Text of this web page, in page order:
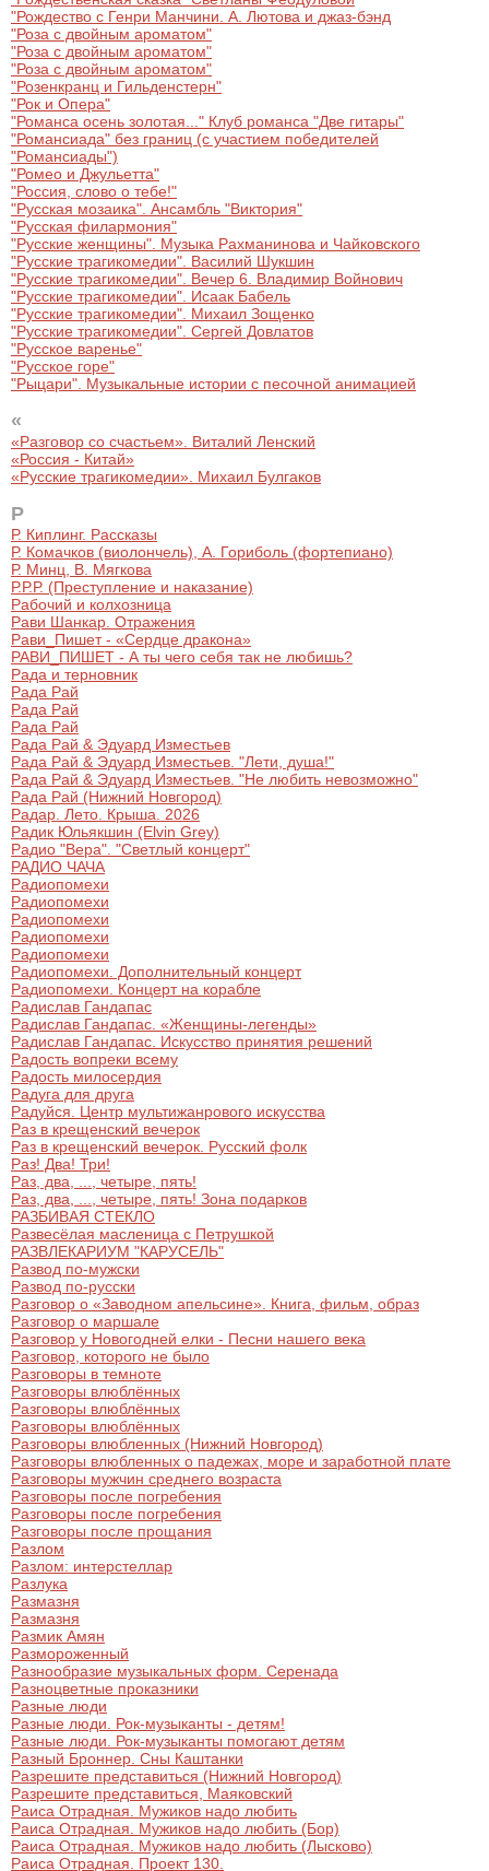
Поп и эстрада
Альтернатива
Классическая музыка
Круиз Фест
Open-air на ВДНХ
Джаз и блюз
Этно, фолк, кантри
Рок
Шансон, романс, авторская песня
Известные актёры
Комедия
Творческий вечер
Мюзикл, оперетта
Балет
Драма
Музыкальный спектакль
Иммерсивный спектакль
Детский концерт
Детский спектакль
Детское шоу
Детский мюзикл
Все события
Все события
"Рождество с Генри Манчини. А. Лютова и джаз-бэнд
"Роза с двойным ароматом"
"Роза с двойным ароматом"
"Роза с двойным ароматом"
"Розенкранц и Гильденстерн"
"Рок и Опера"
"Романса осень золотая..." Клуб романса "Две гитары"
"Романсиада" без границ (с участием победителей
"Романсиады")
"Ромео и Джульетта"
"Россия, слово о тебе!"
"Русская мозаика". Ансамбль "Виктория"
"Русская филармония"
"Русские женщины". Музыка Рахманинова и Чайковского
"Русские трагикомедии". Василий Шукшин
"Русские трагикомедии". Вечер 6. Владимир Войнович
"Русские трагикомедии". Исаак Бабель
"Русские трагикомедии". Михаил Зощенко
"Русские трагикомедии". Сергей Довлатов
"Русское варенье"
"Русское горе"
"Рыцари". Музыкальные истории с песочной анимацией
«
«Разговор со счастьем». Виталий Ленский
«Россия - Китай»
«Русские трагикомедии». Михаил Булгаков
Р
Р. Киплинг. Рассказы
Р. Комачков (виолончель), А. Гориболь (фортепиано)
Р. Минц, В. Мягкова
Р.Р.Р. (Преступление и наказание)
Рабочий и колхозница
Рави Шанкар. Отражения
Рави_Пишет - «Сердце дракона»
РАВИ_ПИШЕТ - А ты чего себя так не любишь?
Рада и терновник
Рада Рай
Рада Рай
Рада Рай
Рада Рай & Эдуард Изместьев
Рада Рай & Эдуард Изместьев. "Лети, душа!"
Рада Рай & Эдуард Изместьев. "Не любить невозможно"
Рада Рай (Нижний Новгород)
Радар. Лето. Крыша. 2026
Радик Юльякшин (Elvin Grey)
Радио "Вера". "Светлый концерт"
РАДИО ЧАЧА
Радиопомехи
Радиопомехи
Радиопомехи
Радиопомехи
Радиопомехи
Радиопомехи. Дополнительный концерт
Радиопомехи. Концерт на корабле
Радислав Гандапас
Радислав Гандапас. «Женщины-легенды»
Радислав Гандапас. Искусство принятия решений
Радость вопреки всему
Радость милосердия
Радуга для друга
Радуйся. Центр мультижанрового искусства
Раз в крещенский вечерок
Раз в крещенский вечерок. Русский фолк
Раз! Два! Три!
Раз, два, ..., четыре, пять!
Раз, два, ..., четыре, пять! Зона подарков
РАЗБИВАЯ СТЕКЛО
Развесёлая масленица с Петрушкой
РАЗВЛЕКАРИУМ "КАРУСЕЛЬ"
Развод по-мужски
Развод по-русски
Разговор о «Заводном апельсине». Книга, фильм, образ
Разговор о маршале
Разговор у Новогодней елки - Песни нашего века
Разговор, которого не было
Разговоры в темноте
Разговоры влюблённых
Разговоры влюблённых
Разговоры влюблённых
Разговоры влюбленных (Нижний Новгород)
Разговоры влюбленных о падежах, море и заработной плате
Разговоры мужчин среднего возраста
Разговоры после погребения
Разговоры после погребения
Разговоры после прощания
Разлом
Разлом: интерстеллар
Разлука
Размазня
Размазня
Размик Амян
Размороженный
Разнообразие музыкальных форм. Серенада
Разноцветные проказники
Разные люди
Разные люди. Рок-музыканты - детям!
Разные люди. Рок-музыканты помогают детям
Разный Броннер. Сны Каштанки
Разрешите представиться (Нижний Новгород)
Разрешите представиться, Маяковский
Раиса Отрадная. Мужиков надо любить
Раиса Отрадная. Мужиков надо любить (Бор)
Раиса Отрадная. Мужиков надо любить (Лысково)
Раиса Отрадная. Проект 130.